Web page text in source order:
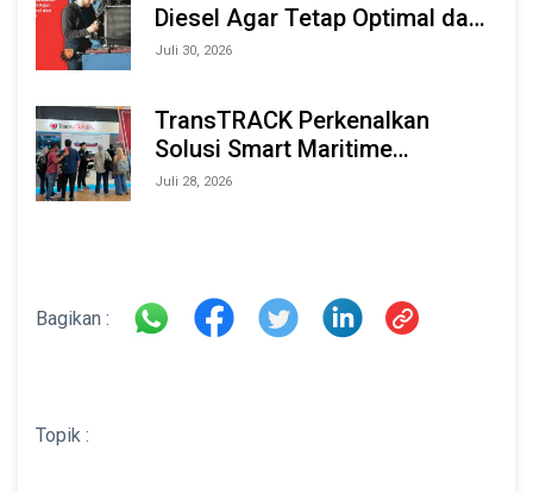
Diesel Agar Tetap Optimal dan
Tahan Lama
Juli 30, 2026
TransTRACK Perkenalkan
Solusi Smart Maritime
Monitoring Berbasis AI dan IoT
Juli 28, 2026
Bagikan :
Topik :